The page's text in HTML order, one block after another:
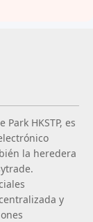
HKSTP, es
la heredera
y